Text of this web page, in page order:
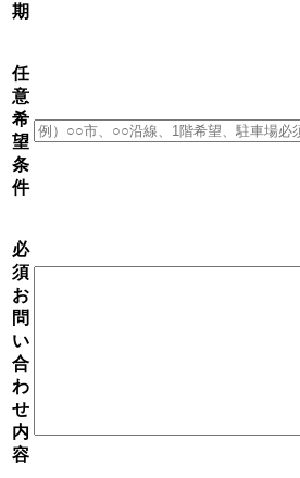
期
任
意
希
望
条
件
必
須
お
問
い
合
わ
せ
内
容